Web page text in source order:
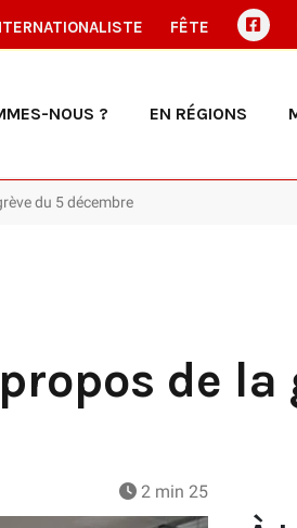
FÊTE
NOUS ? EN RÉGIONS
du 5 décembre
de la
2 min 25